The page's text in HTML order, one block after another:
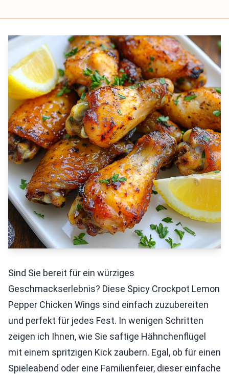
Sind Sie bereit für ein würziges
Geschmackserlebnis? Diese Spicy Crockpot Lemon
Pepper Chicken Wings sind einfach zuzubereiten
und perfekt für jedes Fest. In wenigen Schritten
zeigen ich Ihnen, wie Sie saftige Hähnchenflügel
mit einem spritzigen Kick zaubern. Egal, ob für einen
Spieleabend oder eine Familienfeier, dieser einfache